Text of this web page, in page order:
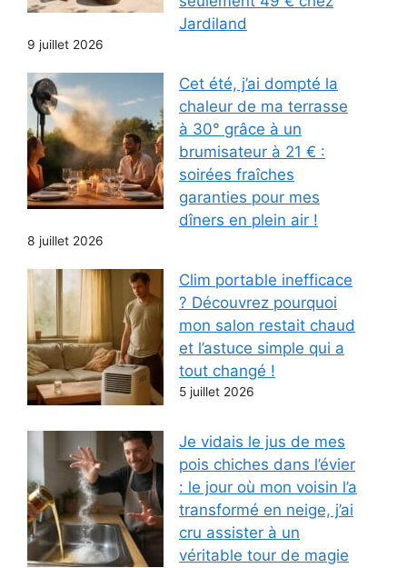
Jardiland
9 juillet 2026
Cet été, j’ai dompté la
chaleur de ma terrasse
à 30° grâce à un
brumisateur à 21 € :
soirées fraîches
garanties pour mes
dîners en plein air !
8 juillet 2026
Clim portable inefficace
? Découvrez pourquoi
mon salon restait chaud
et l’astuce simple qui a
tout changé !
5 juillet 2026
Je vidais le jus de mes
pois chiches dans l’évier
: le jour où mon voisin l’a
transformé en neige, j’ai
cru assister à un
véritable tour de magie